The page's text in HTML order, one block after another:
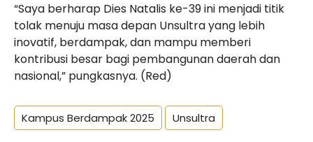
“Saya berharap Dies Natalis ke-39 ini menjadi titik
tolak menuju masa depan Unsultra yang lebih
inovatif, berdampak, dan mampu memberi
kontribusi besar bagi pembangunan daerah dan
nasional,” pungkasnya. (Red)
Kampus Berdampak 2025 Unsultra